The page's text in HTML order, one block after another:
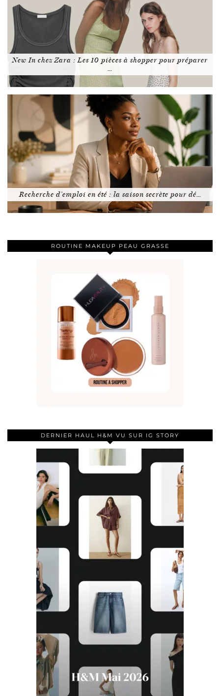
New In chez Zara : Les 10 pièces à shopper pour préparer
…
Recherche d’emploi en été : la saison secrète pour dé…
ROUTINE MAKEUP PEAU GRASSE
DERNIER HAUL H&M VU SUR IG STORY